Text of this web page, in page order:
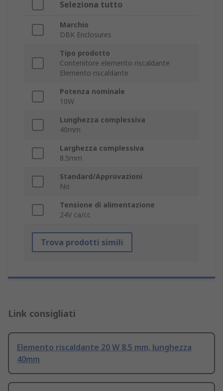
Seleziona tutto
Marchio
DBK Enclosures
Tipo prodotto
Contenitore elemento riscaldante
Elemento riscaldante
Potenza nominale
10W
Lunghezza complessiva
40mm
Larghezza complessiva
8.5mm
Standard/Approvazioni
No
Tensione di alimentazione
24V ca/cc
Trova prodotti simili
Link consigliati
Elemento riscaldante 20 W 8.5 mm, lunghezza
40mm